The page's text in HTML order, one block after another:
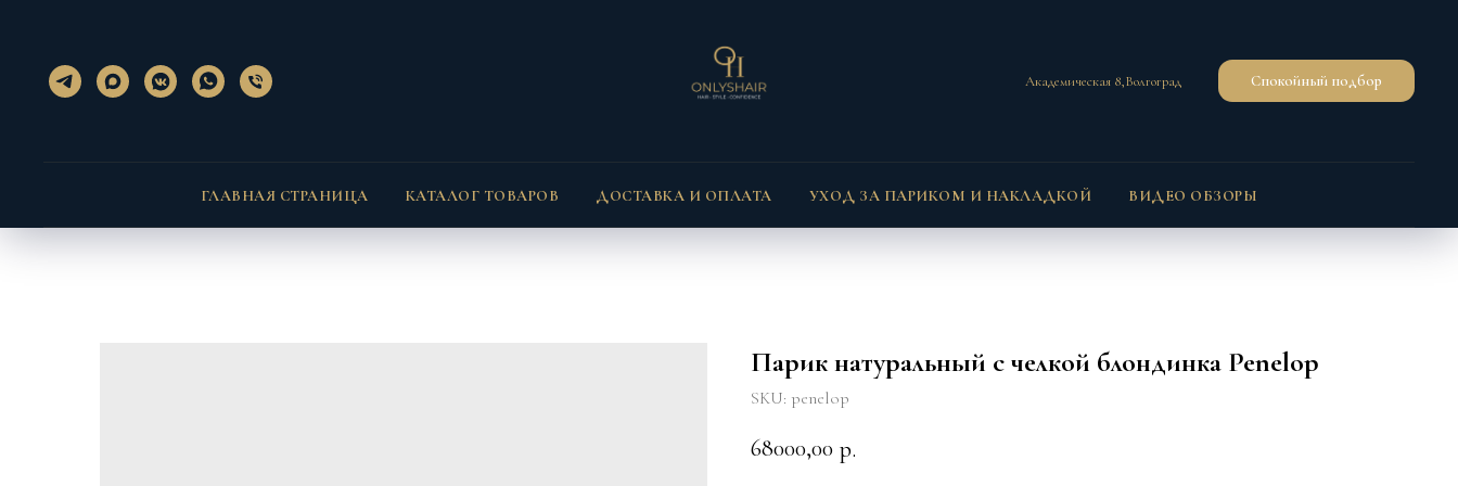
Академическая 8,Волгоград Спокойный подбор
ГЛАВНАЯ СТРАНИЦА КАТАЛОГ ТОВАРОВ ДОСТАВКА И ОПЛАТА УХОД ЗА ПАРИКОМ И НАКЛАДКОЙ ВИДЕО ОБЗОРЫ
Парик натуральный с челкой блондинка Penelop
SKU: penelop
68000,00 р.